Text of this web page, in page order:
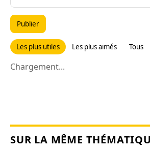
Publier
Les plus utiles Les plus aimés Tous
Chargement...
SUR LA MÊME